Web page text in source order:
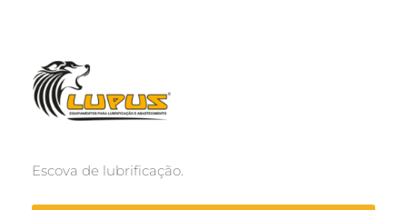
Escova de lubrificação.